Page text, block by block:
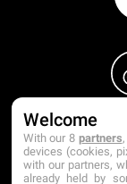
Welcome
With our 8 partners
devices (cookies,
with our partners,
already held by